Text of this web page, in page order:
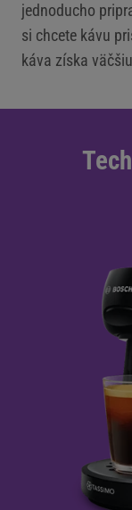
jednoducho
si chcete kávu
káva získa